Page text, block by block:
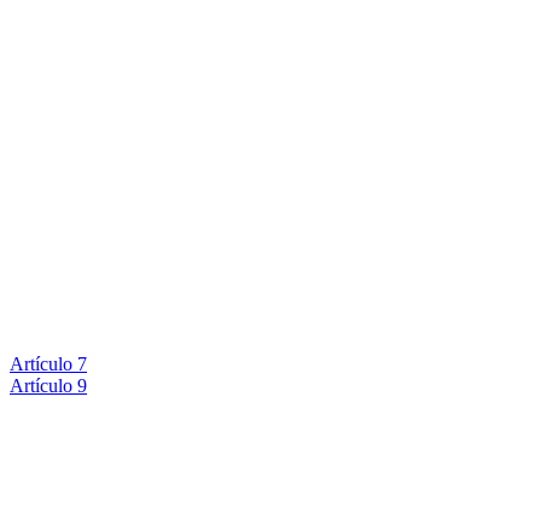
Artículo 7
Artículo 9